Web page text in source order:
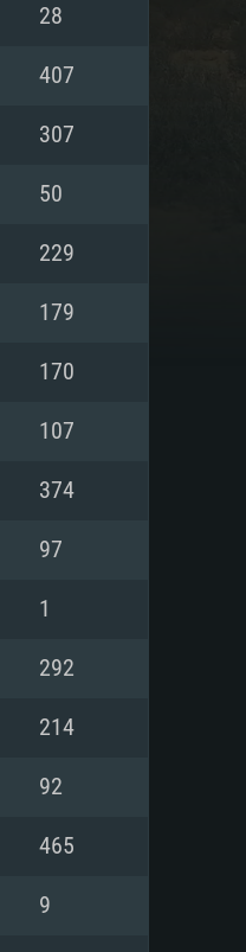
이상
Nvidia
않습니
래픽 드라
이버를
양 지원
28
407
307
50
229
179
170
107
374
97
1
292
214
92
465
9